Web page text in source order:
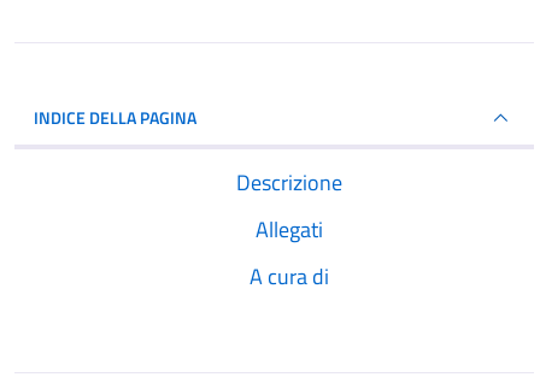
INDICE DELLA PAGINA
Descrizione
Allegati
A cura di